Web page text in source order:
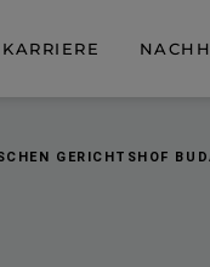
KARRIERE
GERICHTSHOF